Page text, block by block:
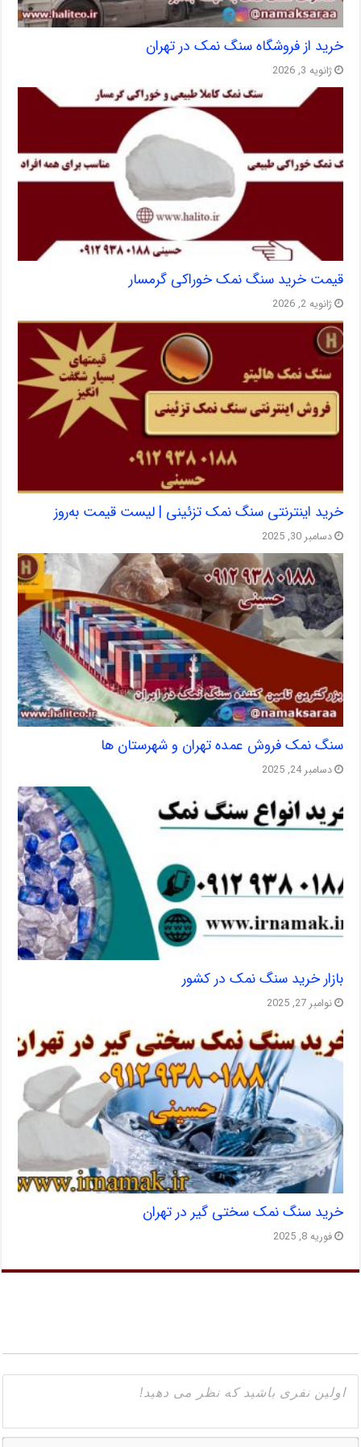
خرید از فروشگاه سنگ نمک در تهران
ژانویه 3, 2026
قیمت خرید سنگ نمک خوراکی گرمسار
ژانویه 2, 2026
خرید اینترنتی سنگ نمک تزئینی | لیست قیمت به‌روز
دسامبر 30, 2025
سنگ نمک فروش عمده تهران و شهرستان ها
دسامبر 24, 2025
بازار خرید سنگ نمک در کشور
نوامبر 27, 2025
خرید سنگ نمک سختی گیر در تهران
فوریه 8, 2025